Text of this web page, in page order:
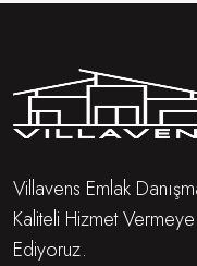
Villavens Emlak
Kaliteli Hizmet
Ediyoruz.